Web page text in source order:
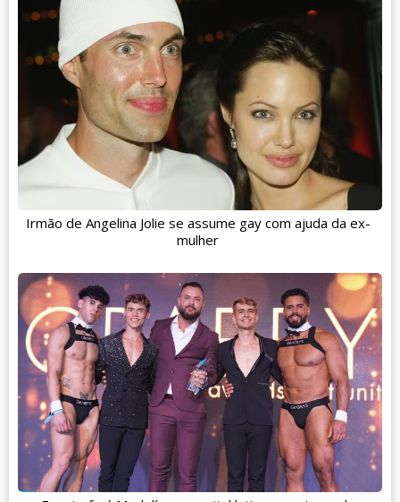
Irmão de Angelina Jolie se assume gay com ajuda da ex-
mulher